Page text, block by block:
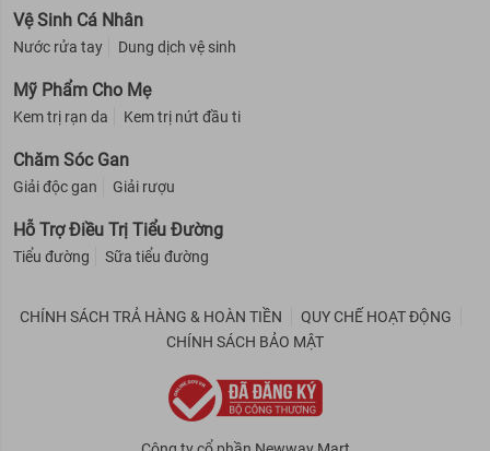
Vệ Sinh Cá Nhân
Nước rửa tay Dung dịch vệ sinh
Mỹ Phẩm Cho Mẹ
Kem trị rạn da Kem trị nứt đầu ti
Chăm Sóc Gan
Giải độc gan Giải rượu
Hỗ Trợ Điều Trị Tiểu Đường
Tiểu đường Sữa tiểu đường
CHÍNH SÁCH TRẢ HÀNG & HOÀN TIỀN
QUY CHẾ HOẠT ĐỘNG
CHÍNH SÁCH BẢO MẬT